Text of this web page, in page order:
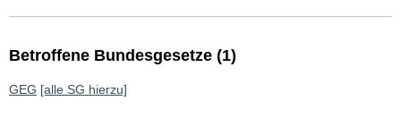
Betroffene Bundesgesetze (1)
GEG [alle SG hierzu]